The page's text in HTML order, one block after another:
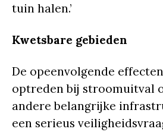
tuin halen.’
Kwetsbare gebieden
De opeenvolgende
optreden bij stroomuitval
andere belangrijke
een serieus